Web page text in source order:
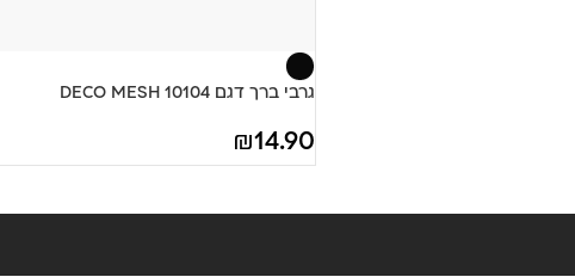
גרבי ברך דגם 10104 DECO MESH
14.90
₪